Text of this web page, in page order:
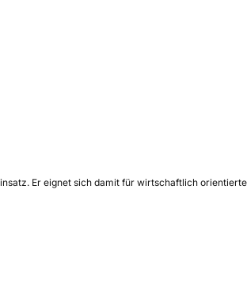
Er eignet sich damit für wirtschaftlich orientierte